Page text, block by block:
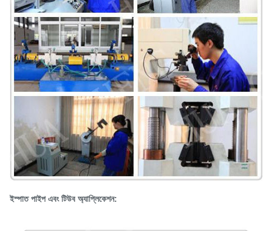
ইস্পাত পাইপ এবং টিউব অ্যাপ্লিকেশন: